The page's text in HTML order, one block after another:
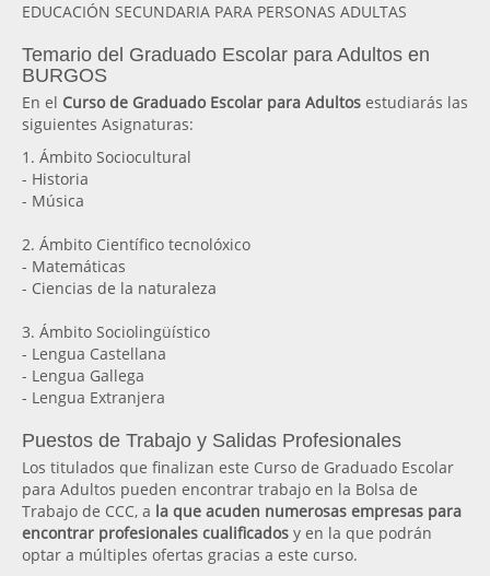
EDUCACIÓN SECUNDARIA PARA PERSONAS ADULTAS
Temario del Graduado Escolar para Adultos en
BURGOS
En el Curso de Graduado Escolar para Adultos estudiarás las
siguientes Asignaturas:
1. Ámbito Sociocultural
- Historia
- Música
2. Ámbito Científico tecnolóxico
- Matemáticas
- Ciencias de la naturaleza
3. Ámbito Sociolingüístico
- Lengua Castellana
- Lengua Gallega
- Lengua Extranjera
Puestos de Trabajo y Salidas Profesionales
Los titulados que finalizan este Curso de Graduado Escolar
para Adultos pueden encontrar trabajo en la Bolsa de
Trabajo de CCC, a la que acuden numerosas empresas para
encontrar profesionales cualificados y en la que podrán
optar a múltiples ofertas gracias a este curso.